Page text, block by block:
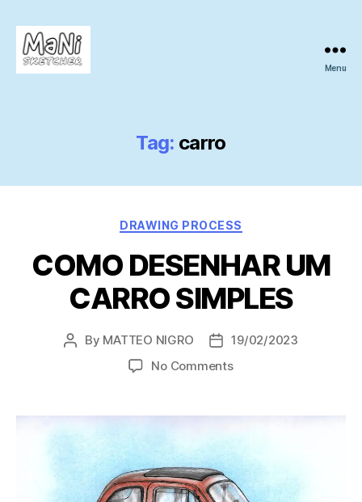
Menu
Tag: carro
Categories
DRAWING PROCESS
COMO DESENHAR UM
CARRO SIMPLES
Post
By MATTEO NIGRO
Post
date
19/02/2023
No Commentson
UM
CARRO
SIMPLES